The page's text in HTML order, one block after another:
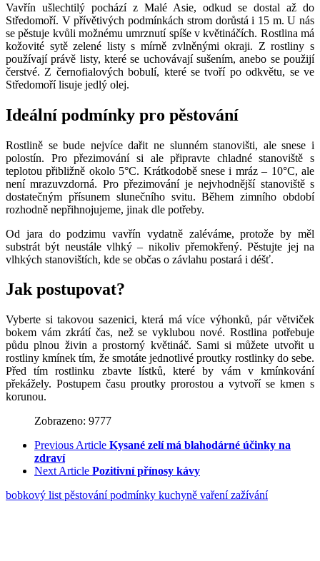
Vavřín ušlechtilý pochází z Malé Asie, odkud se dostal až do
Středomoří. V přívětivých podmínkách strom dorůstá i 15 m. U nás
se pěstuje kvůli možnému umrznutí spíše v květináčích. Rostlina má
kožovité sytě zelené listy s mírně zvlněnými okraji. Z rostliny s
používají právě listy, které se uchovávají sušením, anebo se použijí
čerstvé. Z černofialových bobulí, které se tvoří po odkvětu, se ve
Středomoří lisuje jedlý olej.
Ideální podmínky pro pěstování
Rostlině se bude nejvíce dařit ne slunném stanovišti, ale snese i
polostín. Pro přezimování si ale připravte chladné stanoviště s
teplotou přibližně okolo 5°C. Krátkodobě snese i mráz – 10°C, ale
není mrazuvzdorná. Pro přezimování je nejvhodnější stanoviště s
dostatečným přísunem slunečního svitu. Během zimního období
rozhodně nepřihnojujeme, jinak dle potřeby.
Od jara do podzimu vavřín vydatně zaléváme, protože by měl
substrát být neustále vlhký – nikoliv přemokřený. Pěstujte jej na
vlhkých stanovištích, kde se občas o závlahu postará i déšť.
Jak postupovat?
Vyberte si takovou sazenici, která má více výhonků, pár větviček
bokem vám zkrátí čas, než se vyklubou nové. Rostlina potřebuje
půdu plnou živin a prostorný květináč. Sami si můžete utvořit u
rostliny kmínek tím, že smotáte jednotlivé proutky rostlinky do sebe.
Před tím rostlinku zbavte lístků, které by vám v kmínkování
překážely. Postupem času proutky prorostou a vytvoří se kmen s
korunou.
Zobrazeno: 9777
Previous Article Kysané zelí má blahodárné účinky na
zdraví
Next Article Pozitivní přínosy kávy
bobkový list pěstovánípodmínky kuchyně vařenízažívání